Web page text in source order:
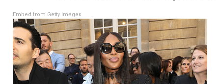
Embed from Getty Images